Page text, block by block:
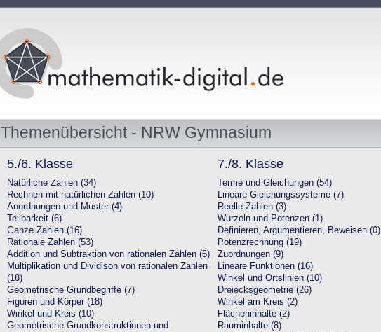
Themenübersicht - NRW Gymnasium
5./6. Klasse
Natürliche Zahlen (34)
Rechnen mit natürlichen Zahlen (10)
Anordnungen und Muster (4)
Teilbarkeit (6)
Ganze Zahlen (16)
Rationale Zahlen (53)
Addition und Subtraktion von rationalen Zahlen (6)
Multiplikation und Dividison von rationalen Zahlen
(18)
Geometrische Grundbegriffe (7)
Figuren und Körper (18)
Winkel und Kreis (10)
Geometrische Grundkonstruktionen und
7./8. Klasse
Terme und Gleichungen (54)
Lineare Gleichungssysteme (7)
Reelle Zahlen (3)
Wurzeln und Potenzen (1)
Definieren, Argumentieren, Beweisen (0)
Potenzrechnung (19)
Zuordnungen (9)
Lineare Funktionen (16)
Winkel und Ortslinien (10)
Dreiecksgeometrie (26)
Winkel am Kreis (2)
Flächeninhalte (2)
Rauminhalte (8)